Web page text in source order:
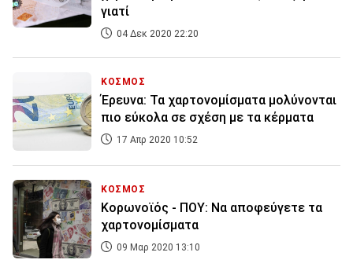
γιατί
04 Δεκ 2020 22:20
ΚΟΣΜΟΣ
Έρευνα: Τα χαρτονομίσματα μολύνονται
πιο εύκολα σε σχέση με τα κέρματα
17 Απρ 2020 10:52
ΚΟΣΜΟΣ
Κορωνοϊός - ΠΟΥ: Να αποφεύγετε τα
χαρτονομίσματα
09 Μαρ 2020 13:10